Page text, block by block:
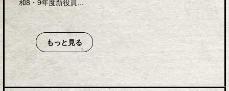
和8・9年度新役員...
もっと見る